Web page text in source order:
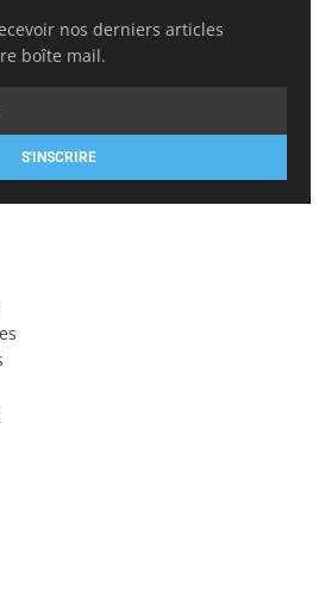
nos derniers articles
boîte mail.
S'INSCRIRE